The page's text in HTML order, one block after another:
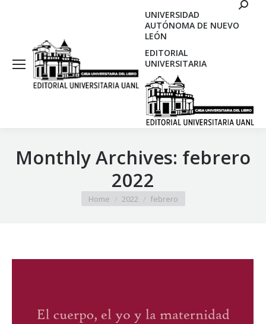
UNIVERSIDAD
AUTÓNOMA DE NUEVO
LEÓN
EDITORIAL
UNIVERSITARIA
Monthly Archives: febrero
2022
You are here:
Home 2022 febrero